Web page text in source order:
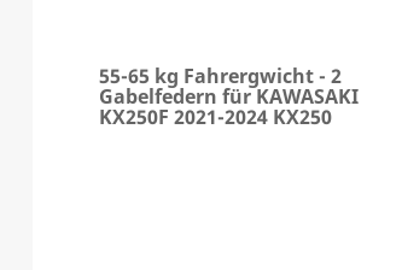
55-65 kg Fahrergwicht - 2
Gabelfedern für KAWASAKI
KX250F 2021-2024 KX250